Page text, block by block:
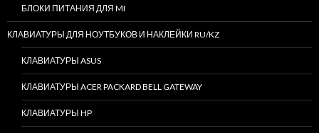
БЛОКИ ПИТАНИЯ ДЛЯ MI
КЛАВИАТУРЫ ДЛЯ НОУТБУКОВ И НАКЛЕЙКИ RU/KZ
КЛАВИАТУРЫ ASUS
КЛАВИАТУРЫ ACER PACKARD BELL GATEWAY
КЛАВИАТУРЫ HP